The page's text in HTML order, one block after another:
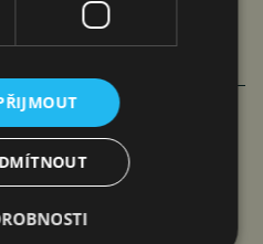
PRVNÍ
FAST
SPOLUPRÁCI